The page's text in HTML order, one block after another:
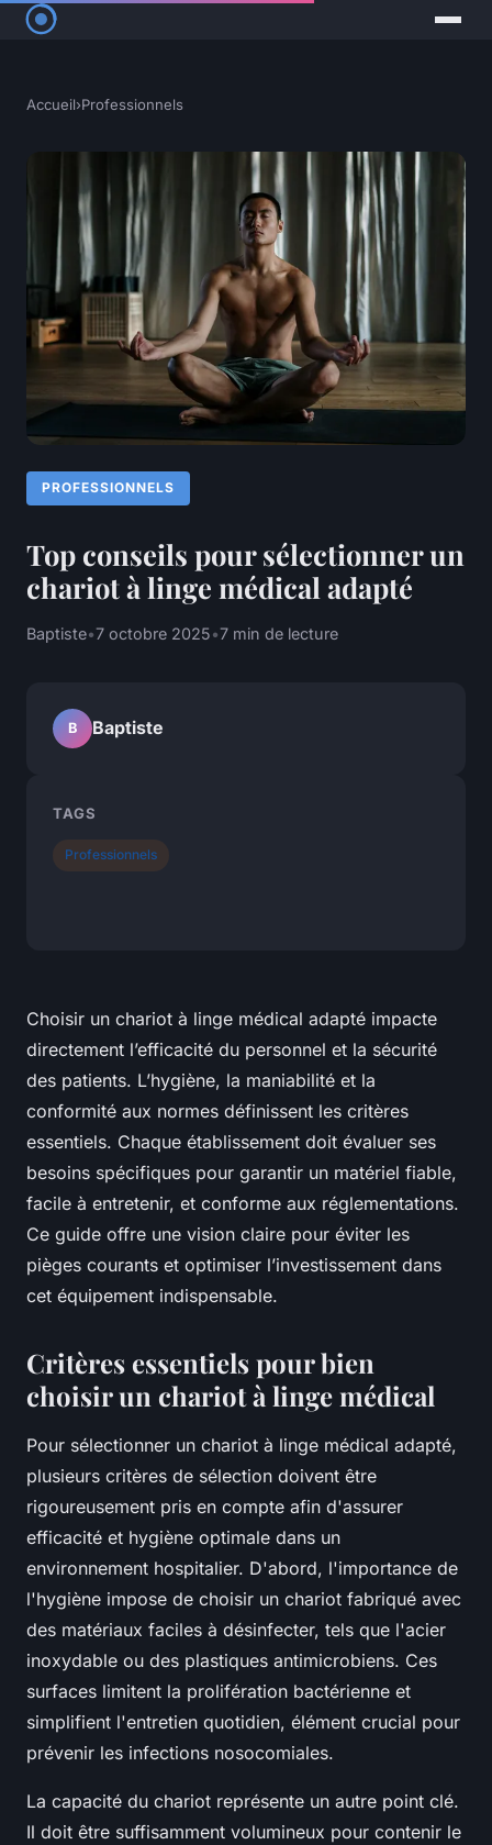
Accueil›Professionnels
PROFESSIONNELS
Top conseils pour sélectionner un
chariot à linge médical adapté
Baptiste•7 octobre 2025•7 min de lecture
Choisir un chariot à linge médical adapté impacte
directement l’efficacité du personnel et la sécurité
des patients. L’hygiène, la maniabilité et la
conformité aux normes définissent les critères
essentiels. Chaque établissement doit évaluer ses
besoins spécifiques pour garantir un matériel fiable,
facile à entretenir, et conforme aux réglementations.
Ce guide offre une vision claire pour éviter les
pièges courants et optimiser l’investissement dans
cet équipement indispensable.
Critères essentiels pour bien
choisir un chariot à linge médical
Pour sélectionner un chariot à linge médical adapté,
plusieurs critères de sélection doivent être
rigoureusement pris en compte afin d'assurer
efficacité et hygiène optimale dans un
environnement hospitalier. D'abord, l'importance de
l'hygiène impose de choisir un chariot fabriqué avec
des matériaux faciles à désinfecter, tels que l'acier
inoxydable ou des plastiques antimicrobiens. Ces
surfaces limitent la prolifération bactérienne et
simplifient l'entretien quotidien, élément crucial pour
prévenir les infections nosocomiales.
La capacité du chariot représente un autre point clé.
Il doit être suffisamment volumineux pour contenir le
B Baptiste
TAGS
Professionnels